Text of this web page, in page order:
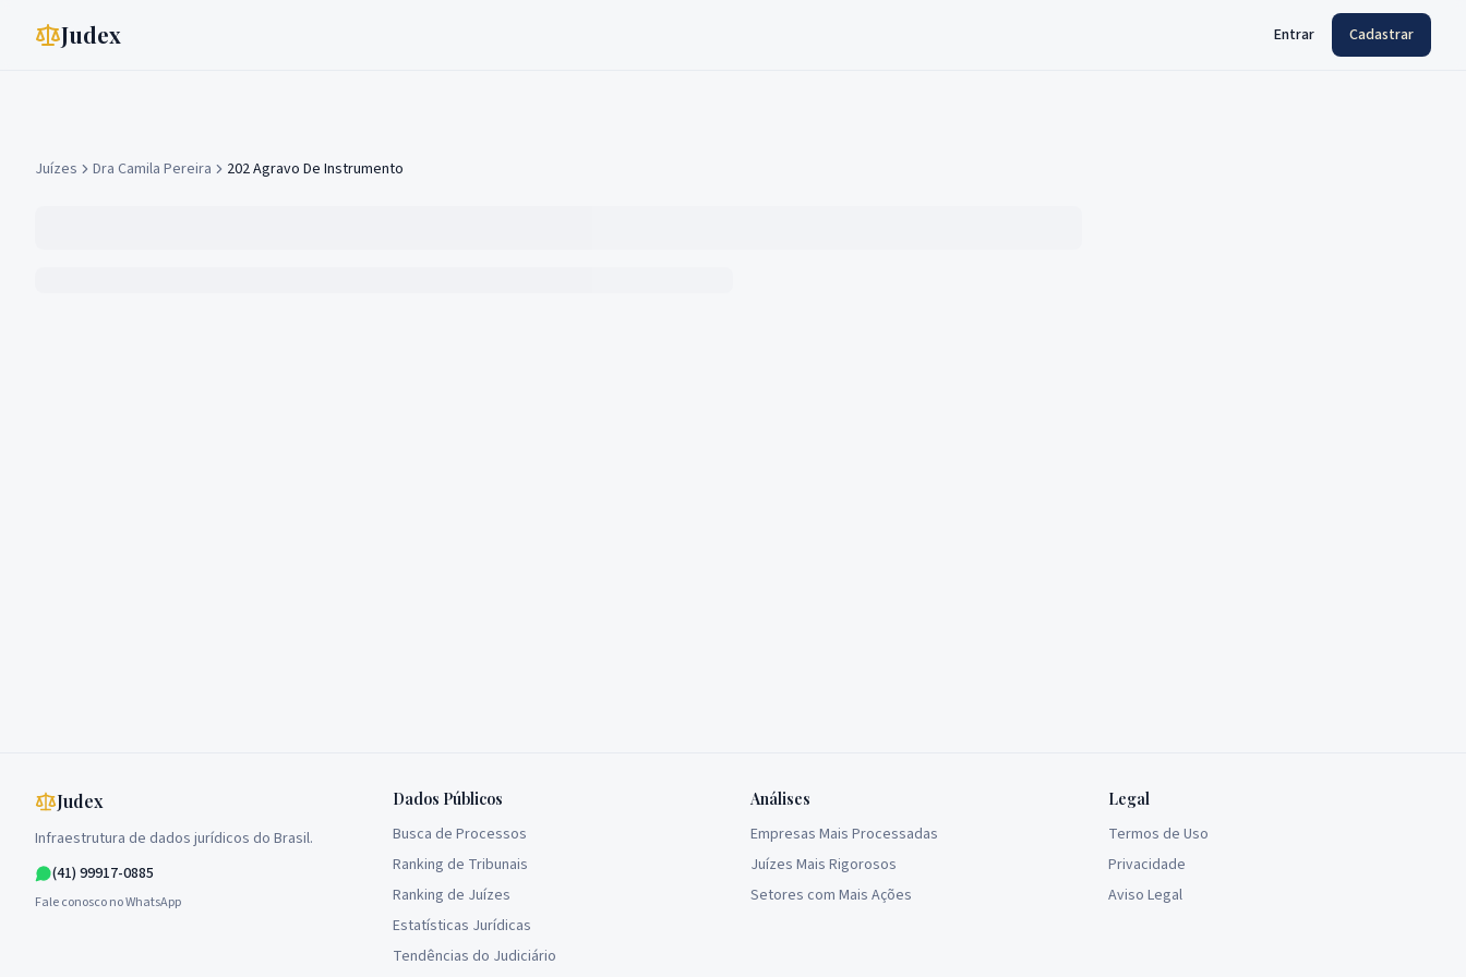
Judex Entrar Cadastrar
Juízes Dra Camila Pereira 202 Agravo De Instrumento
Judex
Infraestrutura de dados jurídicos do Brasil.
(41) 99917-0885
Fale conosco no WhatsApp
Dados Públicos
Busca de Processos
Ranking de Tribunais
Ranking de Juízes
Estatísticas Jurídicas
Tendências do Judiciário
Análises
Empresas Mais Processadas
Juízes Mais Rigorosos
Setores com Mais Ações
Legal
Termos de Uso
Privacidade
Aviso Legal